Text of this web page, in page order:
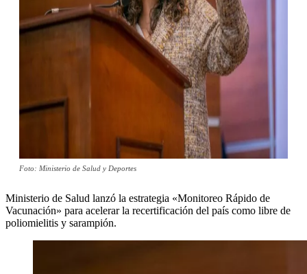
Foto: Ministerio de Salud y Deportes
Ministerio de Salud lanzó la estrategia «Monitoreo Rápido de
Vacunación» para acelerar la recertificación del país como libre de
poliomielitis y sarampión.